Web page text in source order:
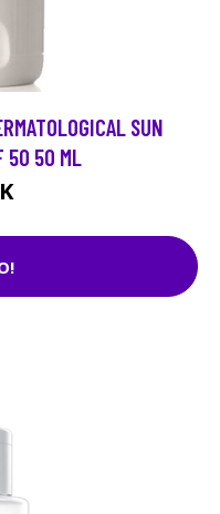
SUN
50 50 ML